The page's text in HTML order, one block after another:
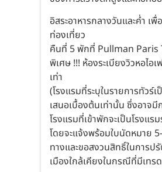
อิสระอาหารกลางวันและค่ำ เ
ท่องเที่ยว
คืนที่ 5 พักที่ Pullman
พิเศษ !!! ห้องระเบียงวิวหอไอ
เท่า
(โรงแรมที่ระบุในรายการทัวร์
เสนอเบื้องต้นเท่านั้น ซึ่งอาจ
โรงแรมที่เข้าพักจะเป็นโรงแร
โดยจะแจ้งพร้อมใบนัดหมาย
ทางและขอสงวนสิทธิ์ในการป
เมืองใกล้เคียงในกรณีที่มีเทร